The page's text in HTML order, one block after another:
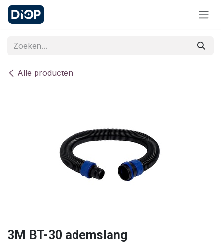
Overslaan naar inhoud
Alle producten
3M BT-30 ademslang